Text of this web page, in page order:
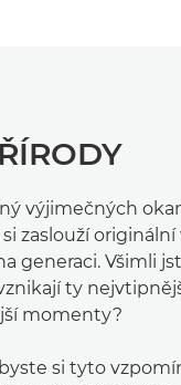
výjimečných
zaslouží
generaci. Všimli
ty
momenty?
si tyto